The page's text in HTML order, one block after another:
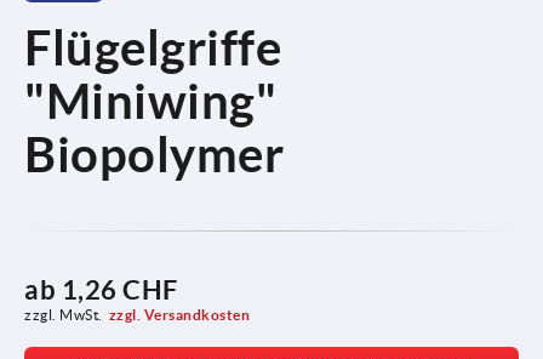
Flügelgriffe
"Miniwing"
Biopolymer
ab 1,26 CHF
zzgl. MwSt. zzgl. Versandkosten